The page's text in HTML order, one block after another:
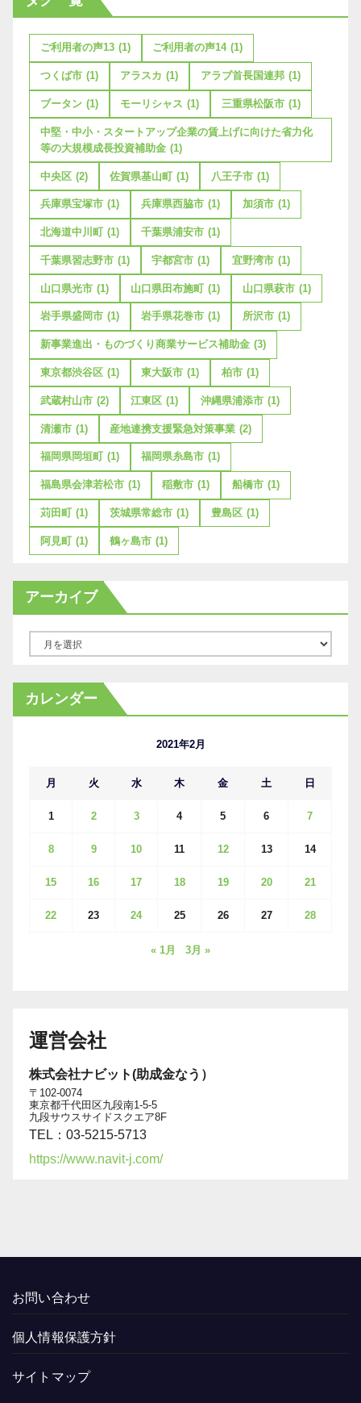
ご利用者の声13 (1) ご利用者の声14 (1)
つくば市 (1) アラスカ (1) アラブ首長国連邦 (1)
ブータン (1) モーリシャス (1) 三重県松阪市 (1)
中堅・中小・スタートアップ企業の賃上げに向けた省力化
等の大規模成長投資補助金 (1)
中央区 (2) 佐賀県基山町 (1) 八王子市 (1)
兵庫県宝塚市 (1) 兵庫県西脇市 (1) 加須市 (1)
北海道中川町 (1) 千葉県浦安市 (1)
千葉県習志野市 (1) 宇都宮市 (1) 宜野湾市 (1)
山口県光市 (1) 山口県田布施町 (1) 山口県萩市 (1)
岩手県盛岡市 (1) 岩手県花巻市 (1) 所沢市 (1)
新事業進出・ものづくり商業サービス補助金 (3)
東京都渋谷区 (1) 東大阪市 (1) 柏市 (1)
武蔵村山市 (2) 江東区 (1) 沖縄県浦添市 (1)
清瀬市 (1) 産地連携支援緊急対策事業 (2)
福岡県岡垣町 (1) 福岡県糸島市 (1)
福島県会津若松市 (1) 稲敷市 (1) 船橋市 (1)
苅田町 (1) 茨城県常総市 (1) 豊島区 (1)
阿見町 (1) 鶴ヶ島市 (1)
アーカイブ
カ
イ
カレンダー
2021年2月
月 火 水 木 金 土 日
1 2 3 4 5 6 7
8 9 10 11 12 13 14
15 16 17 18 19 20 21
22 23 24 25 26 27 28
« 1月 3月 »
運営会社
株式会社ナビット(助成金なう）
〒102-0074
東京都千代田区九段南1-5-5
九段サウスサイドスクエア8F
TEL：03-5215-5713
https://www.navit-j.com/
お問い合わせ
個人情報保護方針
サイトマップ